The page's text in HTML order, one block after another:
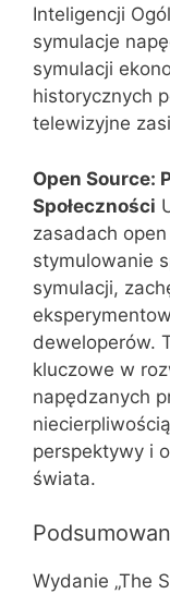
Inteligencji
symulacje
symulacji
historycznych
telewizyjne
Open Source:
Społeczności
zasadach
stymulowanie
symulacji,
deweloperów.
kluczowe w
napędzanych
perspektywy i
świata​​.
Wydanie „The